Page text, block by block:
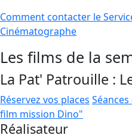
Comment contacter le
Cinématographe
Les films de la
La Pat' Patrouille :
Réservez vos places
film mission Dino"
Réalisateur